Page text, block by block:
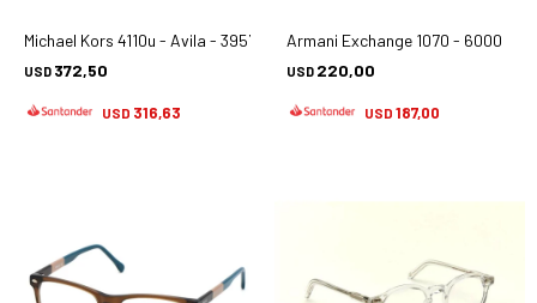
Michael Kors 4110u - Avila - 3957
USD 372,50
USD 316,63
Armani Exchange 1070 - 6000
USD 220,00
USD 187,00